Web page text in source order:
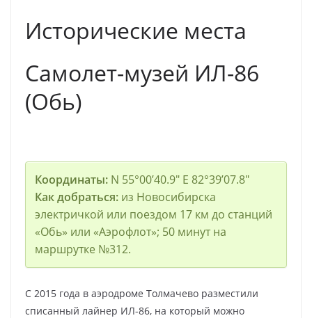
Исторические места
Самолет-музей ИЛ-86
(Обь)
Координаты:N 55°00’40.9″ E 82°39’07.8″
Как добраться:из Новосибирска
электричкой или поездом 17 км до станций
«Обь» или «Аэрофлот»; 50 минут на
маршрутке №312.
С 2015 года в аэродроме Толмачево разместили
списанный лайнер ИЛ-86, на который можно